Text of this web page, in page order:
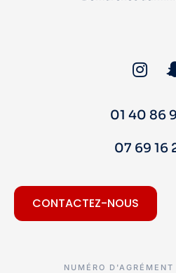
01 40 86
07 69 16
CONTACTEZ-NOUS
NUMÉRO